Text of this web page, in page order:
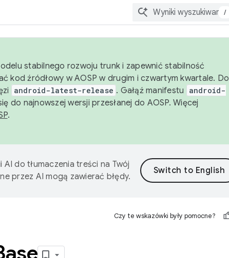
/
stabilnego rozwoju trunk i zapewnić stabilność
kod źródłowy w AOSP w drugim i czwartym kwartale. Do
android-latest-release . Gałąź manifestu
android-
do najnowszej wersji przesłanej do AOSP. Więcej
.
do tłumaczenia treści na Twój
przez AI mogą zawierać błędy.
Czy te wskazówki były pomocne?